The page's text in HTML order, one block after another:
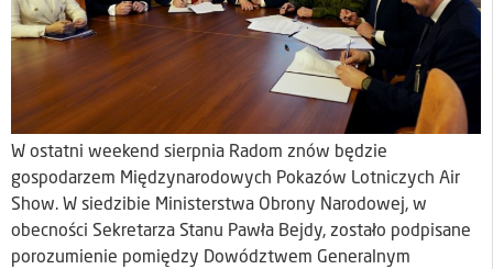
W ostatni weekend sierpnia Radom znów będzie
gospodarzem Międzynarodowych Pokazów Lotniczych Air
Show. W siedzibie Ministerstwa Obrony Narodowej, w
obecności Sekretarza Stanu Pawła Bejdy, zostało podpisane
porozumienie pomiędzy Dowództwem Generalnym